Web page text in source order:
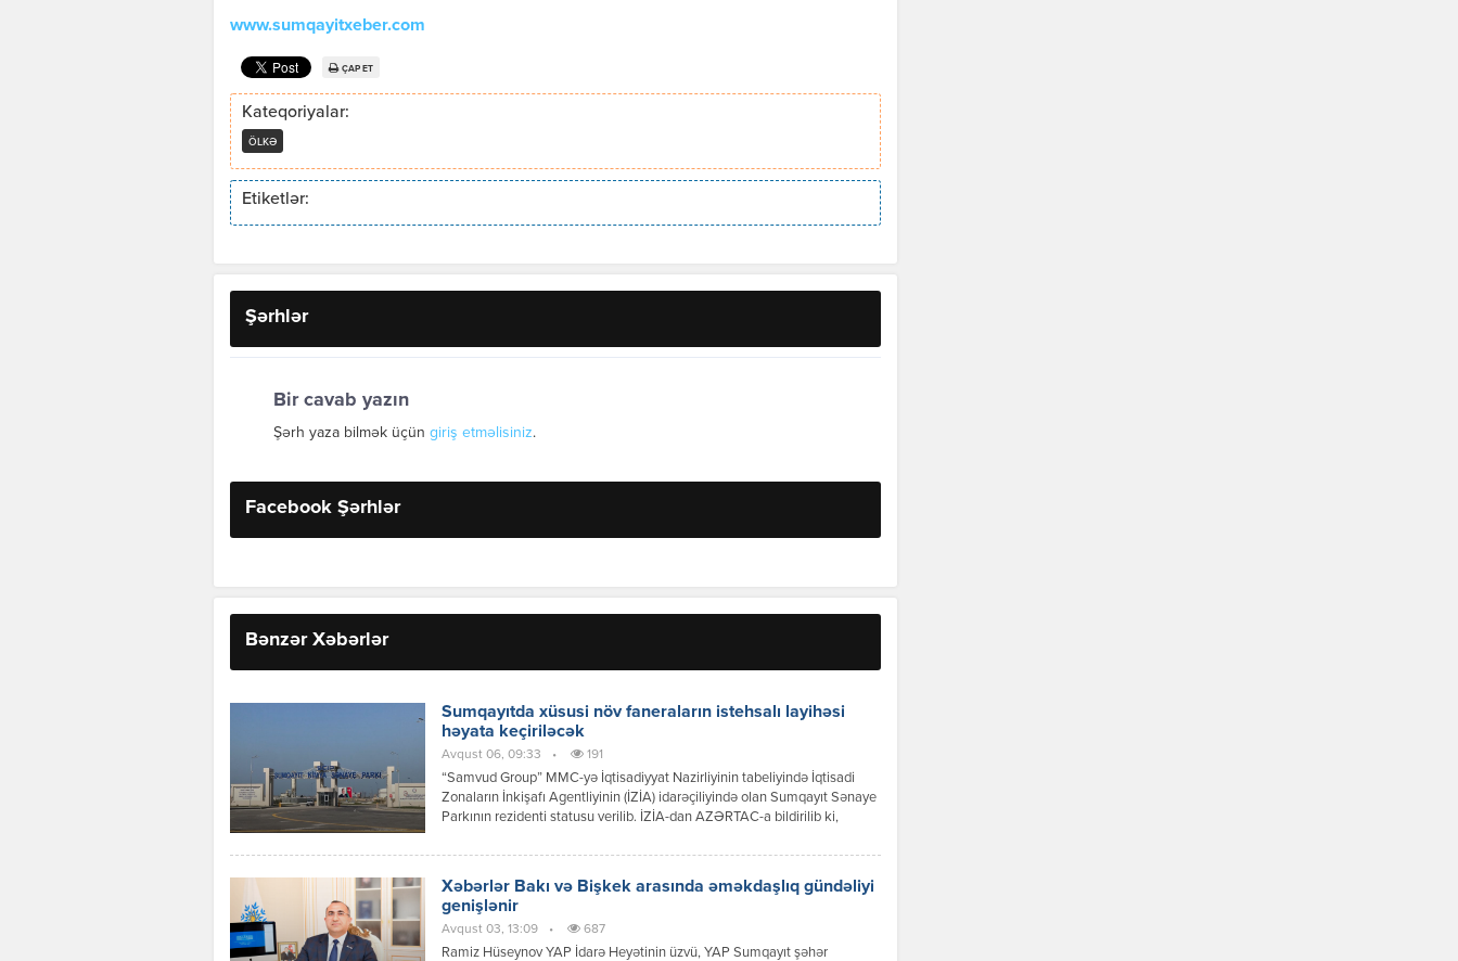
www.sumqayitxeber.com
ÇAP ET
Kateqoriyalar:
ÖLKƏ
Etiketlər:
Şərhlər
Bir cavab yazın
Şərh yaza bilmək üçün giriş etməlisiniz.
Facebook Şərhlər
Bənzər Xəbərlər
Sumqayıtda xüsusi növ faneraların istehsalı layihəsi
həyata keçiriləcək
Avqust 06, 09:33 • 191
“Samvud Group” MMC-yə İqtisadiyyat Nazirliyinin tabeliyində İqtisadi
Zonaların İnkişafı Agentliyinin (İZİA) idarəçiliyində olan Sumqayıt Sənaye
Parkının rezidenti statusu verilib. İZİA-dan AZƏRTAC-a bildirilib ki,
layihəsi çərçivəsində 100-dən çox iş yerinin yaradılması nəzərdə tutulur.
Xəbərlər Bakı və Bişkek arasında əməkdaşlıq gündəliyi
genişlənir
Avqust 03, 13:09 • 687
Ramiz Hüseynov YAP İdarə Heyətinin üzvü, YAP Sumqayıt şəhər